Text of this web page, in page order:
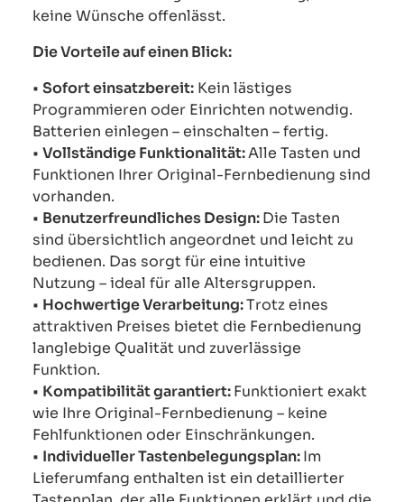
keine Wünsche offenlässt.
Die Vorteile auf einen Blick:
• Sofort einsatzbereit: Kein lästiges
Programmieren oder Einrichten notwendig.
Batterien einlegen – einschalten – fertig.
• Vollständige Funktionalität:Alle Tasten und
Funktionen Ihrer Original-Fernbedienung sind
vorhanden.
• Benutzerfreundliches Design:Die Tasten
sind übersichtlich angeordnet und leicht zu
bedienen. Das sorgt für eine intuitive
Nutzung – ideal für alle Altersgruppen.
• Hochwertige Verarbeitung:Trotz eines
attraktiven Preises bietet die Fernbedienung
langlebige Qualität und zuverlässige
Funktion.
• Kompatibilität garantiert:Funktioniert exakt
wie Ihre Original-Fernbedienung – keine
Fehlfunktionen oder Einschränkungen.
• Individueller Tastenbelegungsplan:Im
Lieferumfang enthalten ist ein detaillierter